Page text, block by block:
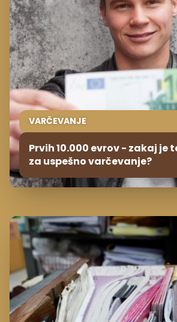
VARČEVANJE
Prvih 10.000 evrov - zakaj je
za uspešno varčevanje?